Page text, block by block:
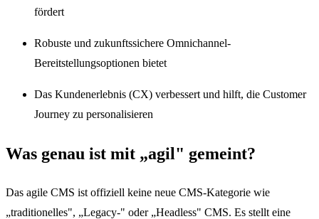
fördert
Robuste und zukunftssichere Omnichannel-
Bereitstellungsoptionen bietet
Das Kundenerlebnis (CX) verbessert und hilft, die Customer
Journey zu personalisieren
Was genau ist mit „agil" gemeint?
Das agile CMS ist offiziell keine neue CMS-Kategorie wie
„traditionelles", „Legacy-" oder „Headless" CMS. Es stellt eine